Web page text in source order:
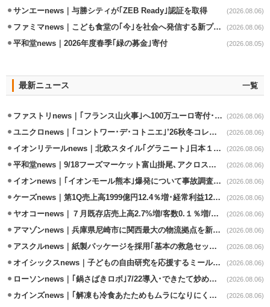
サンエーnews｜与勝シティが｢ZEB Ready｣認証を取得 (2026.08.06)
ファミマnews｜こども食堂の｢今｣を社会へ発信する新プロジェクト始動 (2026.08.06)
平和堂news｜2026年度春季｢緑の募金｣寄付 (2026.08.05)
最新ニュース 一覧
ファストリnews｜｢フランス山火事｣へ100万ユーロ寄付･衣料5万点も提供 (2026.08.06)
ユニクロnews｜｢コントワー･デ･コトニエ｣’26秋冬コレクション8/28発売 (2026.08.06)
イオンリテールnews｜北欧スタイル｢グラニート｣日本１号店を自由が丘に開業 (2026.08.06)
平和堂news｜9/18フーズマーケット富山掛尾､アクロスプラザ内に出店 (2026.08.06)
イオンnews｜｢イオンモール熊本｣爆発について事故調査委員会設置 (2026.08.06)
ケーズnews｜第1Q売上高1999億円12.4％増･経常利益125.0%増 (2026.08.06)
ヤオコーnews｜７月既存店売上高2.7%増/客数0.１％増/客単価2.6％増 (2026.08.06)
アマゾンnews｜兵庫県尼崎市に関西最大の物流拠点を新設・市内2拠点目 (2026.08.06)
アスクルnews｜紙製パッケージを採用｢基本の救急セット｣8/5発売 (2026.08.06)
オイシックスnews｜子どもの自由研究を応援するミールキット8/6発売 (2026.08.06)
ローソンnews｜｢鍋さばきロボ｣7/22導入･できたて炒めメニューを提供 (2026.08.06)
カインズnews｜｢解凍も冷食あたためもムラになりにくいフラットレンジ｣発売 (2026.08.06)